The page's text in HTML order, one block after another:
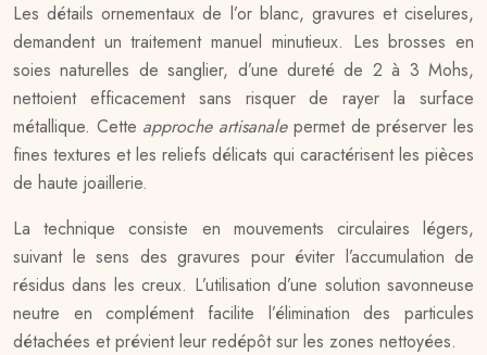
Les détails ornementaux de l’or blanc, gravures et ciselures,
demandent un traitement manuel minutieux. Les brosses en
soies naturelles de sanglier, d’une dureté de 2 à 3 Mohs,
nettoient efficacement sans risquer de rayer la surface
métallique. Cette approche artisanale permet de préserver les
fines textures et les reliefs délicats qui caractérisent les pièces
de haute joaillerie.
La technique consiste en mouvements circulaires légers,
suivant le sens des gravures pour éviter l’accumulation de
résidus dans les creux. L’utilisation d’une solution savonneuse
neutre en complément facilite l’élimination des particules
détachées et prévient leur redépôt sur les zones nettoyées.